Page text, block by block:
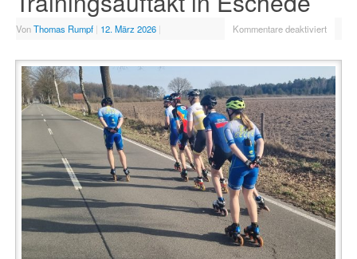
VonThomas Rumpf | 12. März 2026 | Kommentare deaktiviert